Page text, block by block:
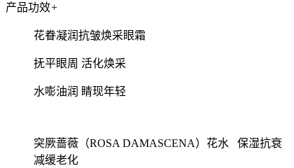
产品功效+
花眷凝润抗皱焕采眼霜
抚平眼周 活化焕采
水嘭油润 睛现年轻
突厥蔷薇（ROSA DAMASCENA）花水 保湿抗衰
减缓老化